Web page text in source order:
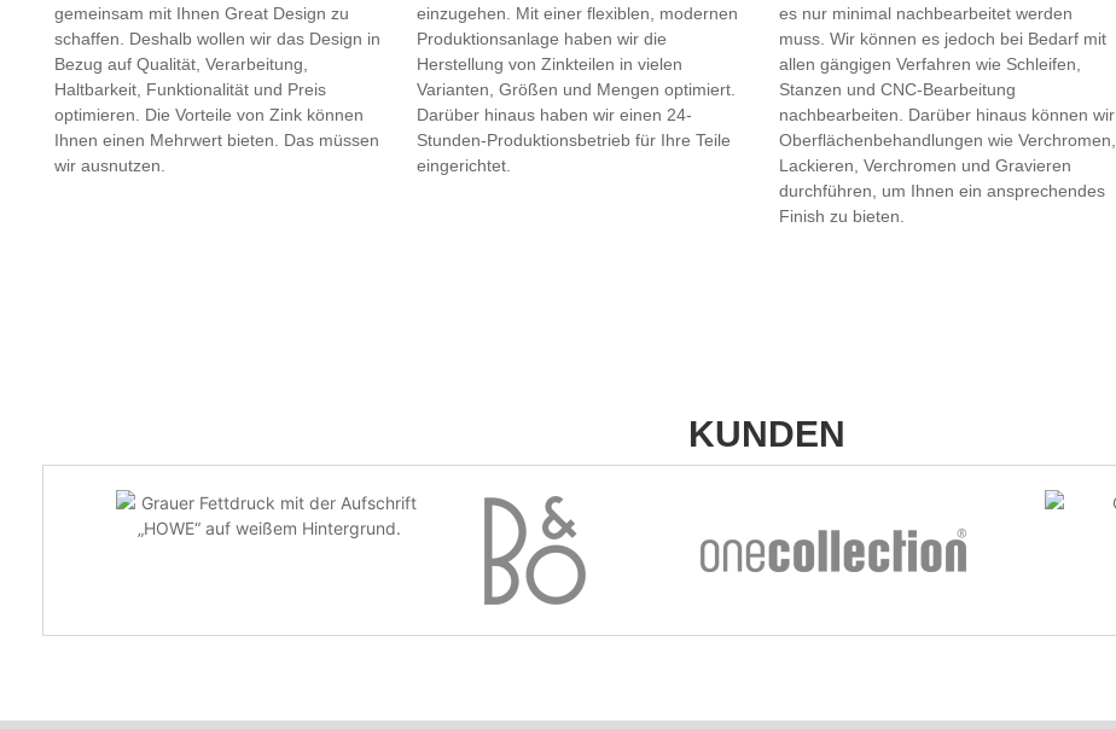
gemeinsam mit Ihnen Great Design zu
schaffen. Deshalb wollen wir das Design in
Bezug auf Qualität, Verarbeitung,
Haltbarkeit, Funktionalität und Preis
optimieren. Die Vorteile von Zink können
Ihnen einen Mehrwert bieten. Das müssen
wir ausnutzen.
einzugehen. Mit einer flexiblen, modernen
Produktionsanlage haben wir die
Herstellung von Zinkteilen in vielen
Varianten, Größen und Mengen optimiert.
Darüber hinaus haben wir einen 24-
Stunden-Produktionsbetrieb für Ihre Teile
eingerichtet.
es nur minimal nachbearbeitet werden
muss. Wir können es jedoch bei Bedarf mit
allen gängigen Verfahren wie Schleifen,
Stanzen und CNC-Bearbeitung
nachbearbeiten. Darüber hinaus können wir
Oberflächenbehandlungen wie Verchromen,
Lackieren, Verchromen und Gravieren
durchführen, um Ihnen ein ansprechendes
Finish zu bieten.
KUNDEN